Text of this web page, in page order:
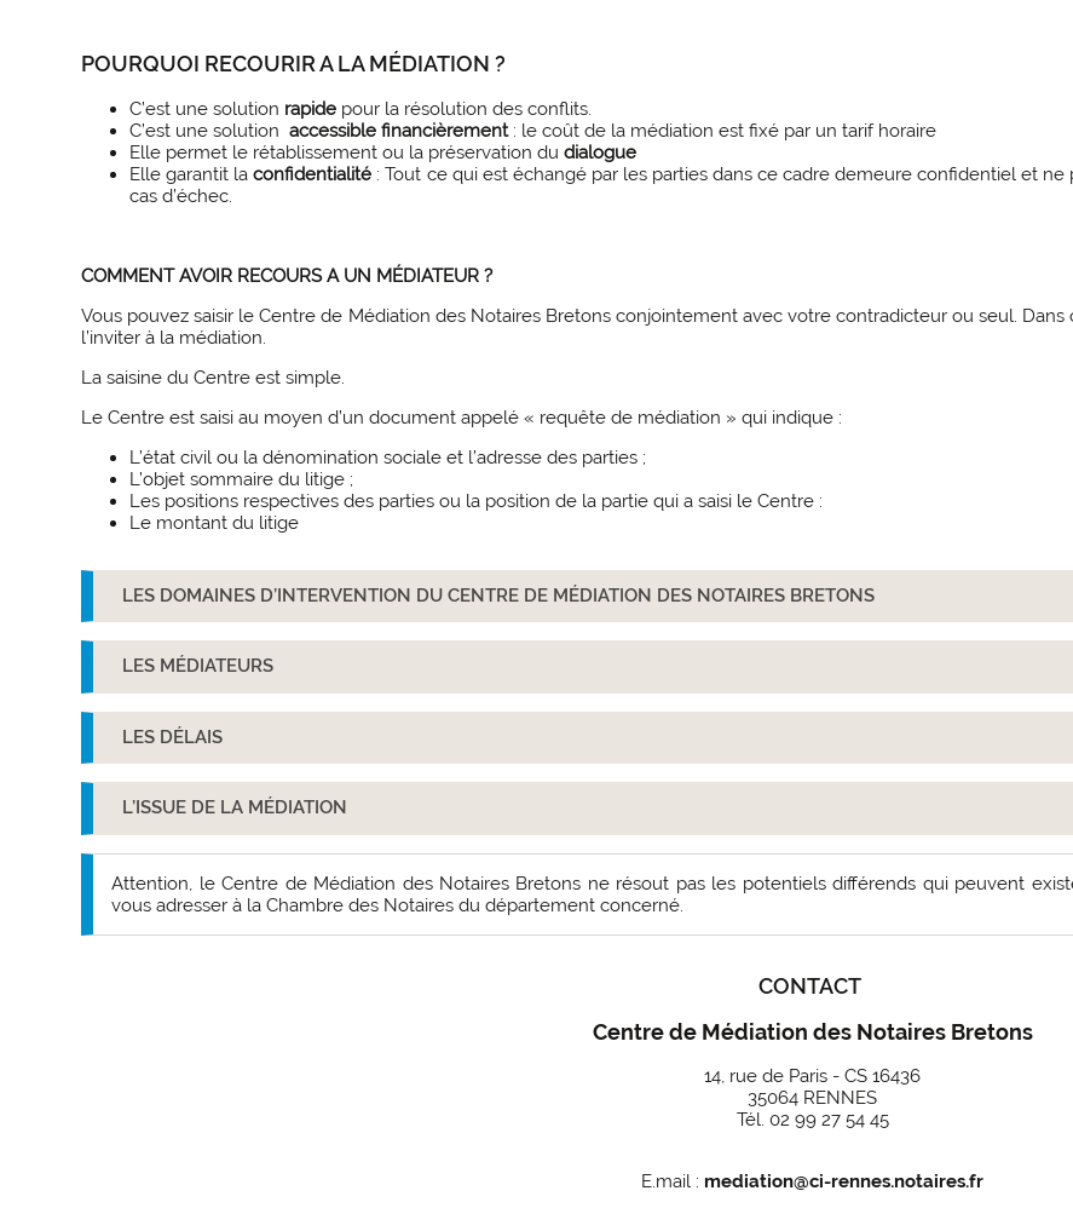
POURQUOI RECOURIR A LA MÉDIATION ?
C’est une solution rapide pour la résolution des conflits.
C’est une solutionaccessible financièrement : le coût de la médiation est fixé par un tarif horaire
Elle permet le rétablissement ou la préservation dudialogue
Elle garantit laconfidentialité : Tout ce qui est échangé par les parties dans ce cadre demeure confidentiel et
cas d’échec.
COMMENT AVOIR RECOURS A UN MÉDIATEUR ?
Vous pouvez saisir le Centre de Médiation des Notaires Bretons conjointement avec votre contradicteur ou seul.
l’inviter à la médiation.
La saisine du Centre est simple.
Le Centre est saisi au moyen d’un document appelé « requête de médiation » qui indique :
L’état civil ou la dénomination sociale et l’adresse des parties ;
L’objet sommaire du litige ;
Les positions respectives des parties ou la position de la partie qui a saisi le Centre :
Le montant du litige
LES DOMAINES D’INTERVENTION DU CENTRE DE MÉDIATION DES NOTAIRES BRETONS
LES MÉDIATEURS
LES DÉLAIS
L’ISSUE DE LA MÉDIATION
Attention, le Centre de Médiation des Notaires Bretons ne résout pas les potentiels différends qui peuvent
vous adresser à la Chambre des Notaires du département concerné.
CONTACT
Centre de Médiation des Notaires Bretons
14, rue de Paris - CS 16436
35064 RENNES
Tél. 02 99 27 54 45
E.mail : mediation@ci-rennes.notaires.fr